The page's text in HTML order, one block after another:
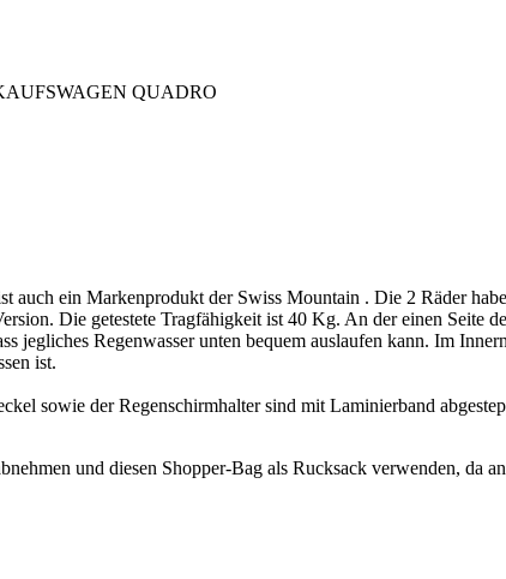
QUADRO
ein Markenprodukt der Swiss Mountain . Die 2 Räder
Die getestete Tragfähigkeit ist 40 Kg. An der einen Seite
jegliches Regenwasser unten bequem auslaufen kann. Im
ist.
sowie der Regenschirmhalter sind mit Laminierband
und diesen Shopper-Bag als Rucksack verwenden, da